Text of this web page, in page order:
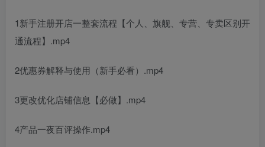
1新手注册开店一整套流程【个人、旗舰、专营、专卖区别开
通流程】.mp4
2优惠券解释与使用（新手必看）.mp4
3更改优化店铺信息【必做】.mp4
4产品一夜百评操作.mp4